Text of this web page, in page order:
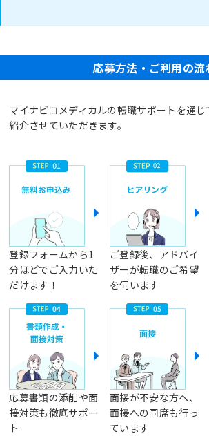
応募方法・ご利用の流
マイナビコメディカルの転職サポートを通
紹介させていただきます。
登録フォームから1
分ほどでご入力いた
だけます！
ご登録後、アドバイ
ザーが転職のご希望
を伺います
応募書類の添削や面
接対策も徹底サポー
ト
面接が不安な方へ、
面接への同席も行っ
ています